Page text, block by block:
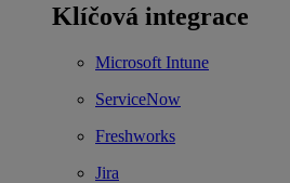
Klíčová integrace
Microsoft Intune
ServiceNow
Freshworks
Jira